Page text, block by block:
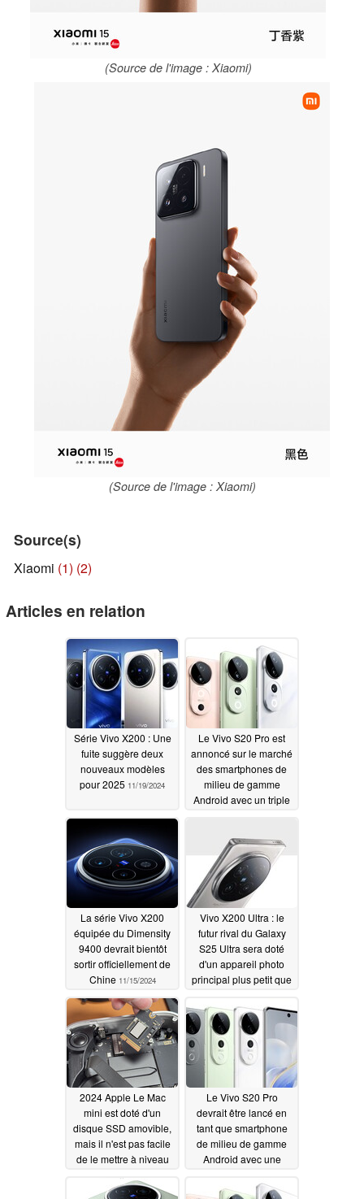
(Source de l'image : Xiaomi)
(Source de l'image : Xiaomi)
Source(s)
Xiaomi (1) (2)
Articles en relation
Série Vivo X200 : Une
fuite suggère deux
nouveaux modèles
pour 2025 11/19/2024
Le Vivo S20 Pro est
annoncé sur le marché
des smartphones de
milieu de gamme
Android avec un triple
La série Vivo X200
équipée du Dimensity
9400 devrait bientôt
sortir officiellement de
Chine 11/15/2024
Vivo X200 Ultra : le
futur rival du Galaxy
S25 Ultra sera doté
d'un appareil photo
principal plus petit que
prédécesseur11/14/2024
2024 Apple Le Mac
mini est doté d'un
disque SSD amovible,
mais il n'est pas facile
de le mettre à niveau
11/10/2024
Le Vivo S20 Pro
devrait être lancé en
tant que smartphone
de milieu de gamme
Android avec une
premier ordre
11/10/2024